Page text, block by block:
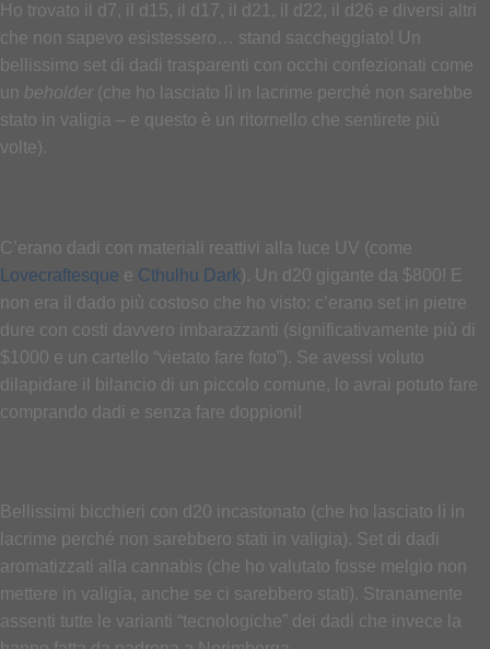
Ho trovato il d7, il d15, il d17, il d21, il d22, il d26 e diversi altri
che non sapevo esistessero… stand saccheggiato! Un
bellissimo set di dadi trasparenti con occhi confezionati come
un beholder (che ho lasciato lì in lacrime perché non sarebbe
stato in valigia – e questo è un ritornello che sentirete più
volte).
C’erano dadi con materiali reattivi alla luce UV (come
Lovecraftesque e Cthulhu Dark). Un d20 gigante da $800! E
non era il dado più costoso che ho visto: c’erano set in pietre
dure con costi davvero imbarazzanti (significativamente più di
$1000 e un cartello “vietato fare foto”). Se avessi voluto
dilapidare il bilancio di un piccolo comune, lo avrai potuto fare
comprando dadi e senza fare doppioni!
Bellissimi bicchieri con d20 incastonato (che ho lasciato lì in
lacrime perché non sarebbero stati in valigia). Set di dadi
aromatizzati alla cannabis (che ho valutato fosse melgio non
mettere in valigia, anche se ci sarebbero stati). Stranamente
assenti tutte le varianti “tecnologiche” dei dadi che invece la